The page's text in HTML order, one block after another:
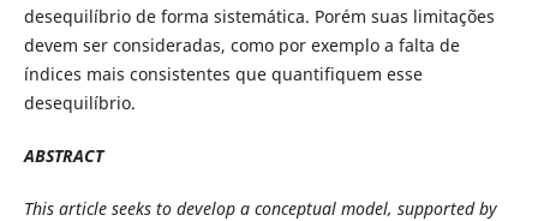
desequilíbrio de forma sistemática. Porém suas limitações
devem ser consideradas, como por exemplo a falta de
índices mais consistentes que quantifiquem esse
desequilíbrio.
ABSTRACT
This article seeks to develop a conceptual model, supported by